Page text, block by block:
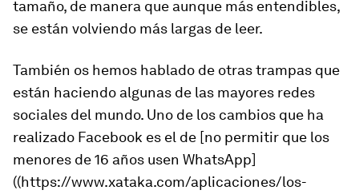
tamaño, de manera que aunque más entendibles,
se están volviendo más largas de leer.
También os hemos hablado de otras trampas que
están haciendo algunas de las mayores redes
sociales del mundo. Uno de los cambios que ha
realizado Facebook es el de [no permitir que los
menores de 16 años usen WhatsApp]
((https://www.xataka.com/aplicaciones/los-